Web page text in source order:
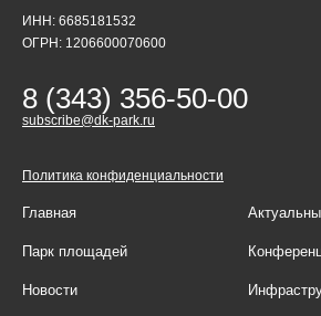
ИНН: 6685181532
ОГРН: 1206600070600
8 (343) 356-50-00
subscribe@dk-park.ru
Политика конфиденциальности
Главная
Парк площадей
Новости